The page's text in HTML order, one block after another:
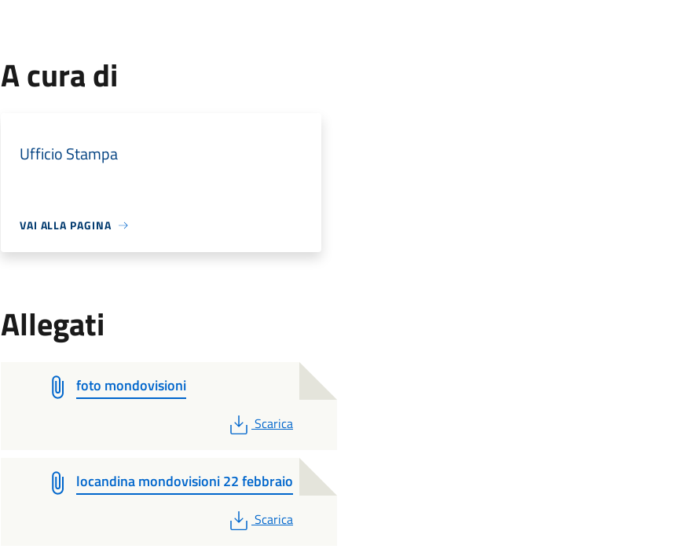
A cura di
Ufficio Stampa
VAI ALLA PAGINA
Allegati
foto mondovisioni
PDF
Scarica
locandina mondovisioni 22 febbraio
PDF
Scarica